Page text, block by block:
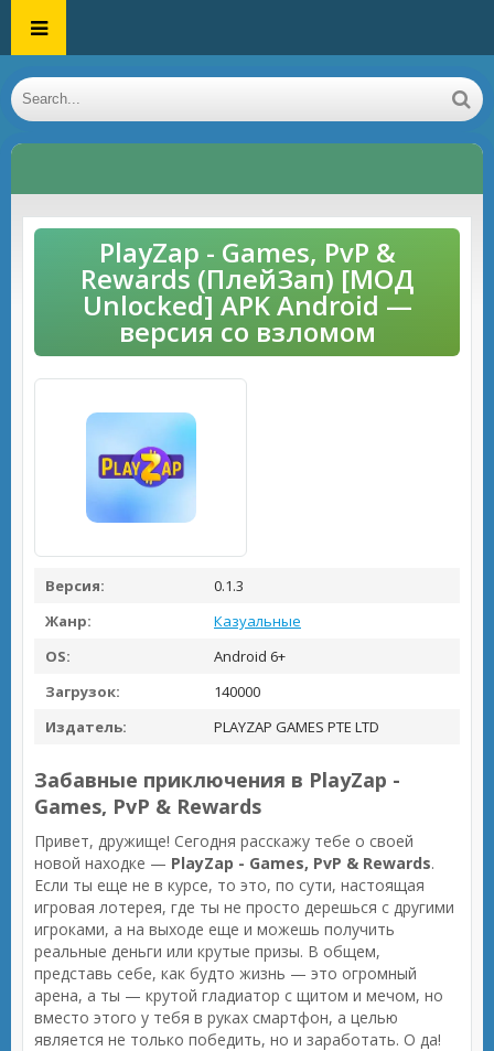
PlayZap - Games, PvP &
Rewards (ПлейЗап) [МОД
Unlocked] APK Android —
версия со взломом
Версия:
0.1.3
Жанр:
Казуальные
OS:
Android 6+
Загрузок:
140000
Издатель:
PLAYZAP GAMES PTE LTD
Забавные приключения в PlayZap -
Games, PvP & Rewards
Привет, дружище! Сегодня расскажу тебе о своей
новой находке — PlayZap - Games, PvP & Rewards.
Если ты еще не в курсе, то это, по сути, настоящая
игровая лотерея, где ты не просто дерешься с другими
игроками, а на выходе еще и можешь получить
реальные деньги или крутые призы. В общем,
представь себе, как будто жизнь — это огромный
арена, а ты — крутой гладиатор с щитом и мечом, но
вместо этого у тебя в руках смартфон, а целью
является не только победить, но и заработать. О да!